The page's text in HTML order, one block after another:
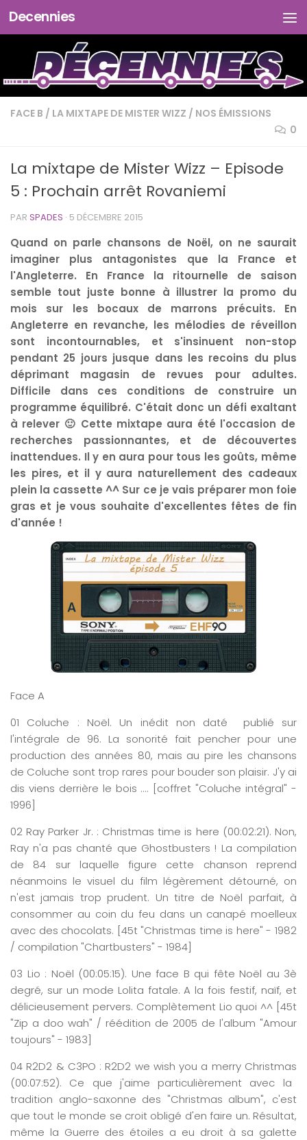
Skip to content
Decennies
FACE B / LA MIXTAPE DE MISTER WIZZ / NOS ÉMISSIONS
0
La mixtape de Mister Wizz – Episode
5 : Prochain arrêt Rovaniemi
PAR SPADES · 5 DÉCEMBRE 2015
Quand on parle chansons de Noël, on ne saurait
imaginer plus antagonistes que la France et
l'Angleterre. En France la ritournelle de saison
semble tout juste bonne à illustrer la promo du
mois sur les bocaux de marrons précuits. En
Angleterre en revanche, les mélodies de réveillon
sont incontournables, et s'insinuent non-stop
pendant 25 jours jusque dans les recoins du plus
déprimant magasin de revues pour adultes.
Difficile dans ces conditions de construire un
programme équilibré. C'était donc un défi exaltant
à relever 🙂 Cette mixtape aura été l'occasion de
recherches passionnantes, et de découvertes
inattendues. Il y en aura pour tous les goûts, même
les pires, et il y aura naturellement des cadeaux
plein la cassette ^^ Sur ce je vais préparer mon foie
gras et je vous souhaite d'excellentes fêtes de fin
d'année !
Face A
01 Coluche : Noël. Un inédit non daté publié sur
l'intégrale de 96. La sonorité fait pencher pour une
production des années 80, mais au pire les chansons
de Coluche sont trop rares pour bouder son plaisir. J'y ai
dis viens derrière le bois .... [coffret "Coluche intégral" -
1996]
02 Ray Parker Jr. : Christmas time is here (00:02:21). Non,
Ray n'a pas chanté que Ghostbusters ! La compilation
de 84 sur laquelle figure cette chanson reprend
néanmoins le visuel du film légèrement détourné, on
n'est jamais trop prudent. Un titre de Noël parfait, à
consommer au coin du feu dans un canapé moelleux
avec des chocolats. [45t "Christmas time is here" - 1982
/ compilation "Chartbusters" - 1984]
03 Lio : Noël (00:05:15). Une face B qui fête Noël au 3è
degré, sur un mode Lolita fatale. A la fois festif, naïf, et
délicieusement pervers. Complètement Lio quoi ^^ [45t
"Zip a doo wah" / réédition de 2005 de l'album "Amour
toujours" - 1983]
04 R2D2 & C3PO : R2D2 we wish you a merry Christmas
(00:07:52). Ce que j'aime particulièrement avec la
tradition anglo-saxonne des "Christmas album", c'est
que tout le monde se croit obligé d'en faire un. Résultat,
même la Guerre des étoiles a eu droit à sa galette